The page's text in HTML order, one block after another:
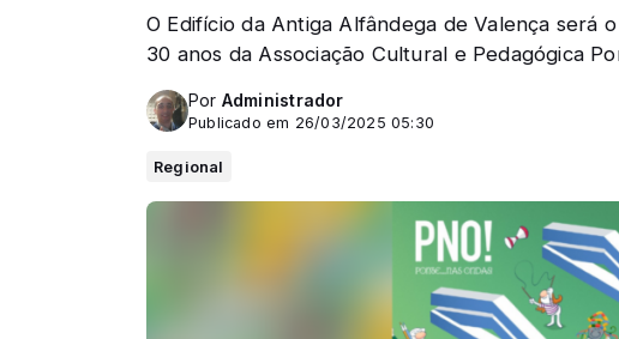
O Edifício da Antiga Alfândega de Valença será
30 anos da Associação Cultural e Pedagógica
Por Administrador
Publicado em 26/03/2025 05:30
Regional